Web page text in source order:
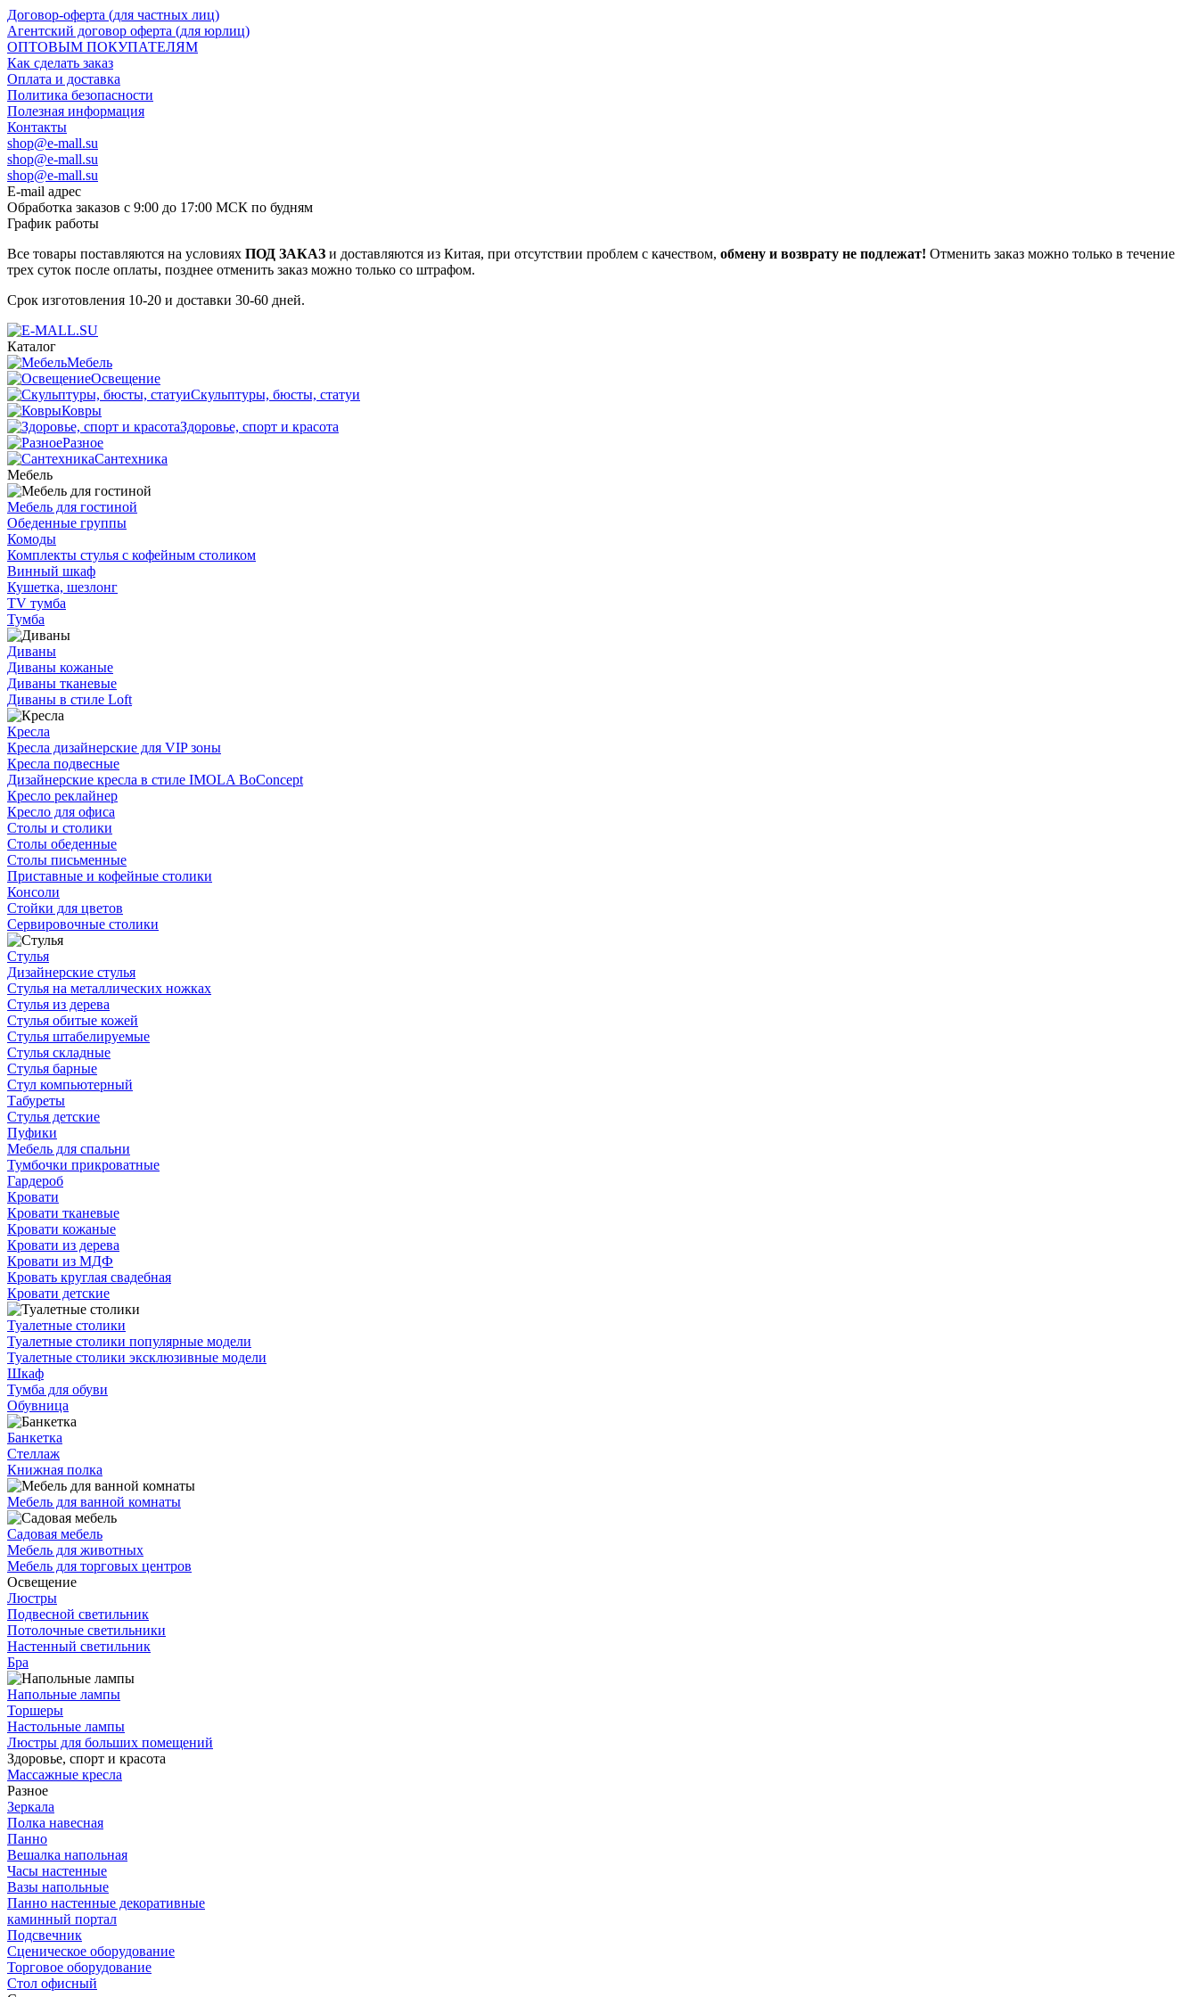
Договор-оферта (для частных лиц)
Агентский договор оферта (для юрлиц)
ОПТОВЫМ ПОКУПАТЕЛЯМ
Как сделать заказ
Оплата и доставка
Политика безопасности
Полезная информация
Контакты
shop@e-mall.su
shop@e-mall.su
shop@e-mall.su
E-mail адрес
Обработка заказов с 9:00 до 17:00 МСК по будням
График работы
Все товары поставляются на условиях ПОД ЗАКАЗ и доставляются из Китая, при отсутствии проблем с качеством, обмену и возврату не подлежат! Отменить заказ можно только в течение
трех суток после оплаты, позднее отменить заказ можно только со штрафом.
Срок изготовления 10-20 и доставки 30-60 дней.
Каталог
Мебель
Освещение
Скульптуры, бюсты, статуи
Ковры
Здоровье, спорт и красота
Разное
Сантехника
Мебель
Мебель для гостиной
Обеденные группы
Комоды
Комплекты стулья с кофейным столиком
Винный шкаф
Кушетка, шезлонг
TV тумба
Тумба
Диваны
Диваны кожаные
Диваны тканевые
Диваны в стиле Loft
Кресла
Кресла дизайнерские для VIP зоны
Кресла подвесные
Дизайнерские кресла в стиле IMOLA BoConcept
Кресло реклайнер
Кресло для офиса
Столы и столики
Столы обеденные
Столы письменные
Приставные и кофейные столики
Консоли
Стойки для цветов
Сервировочные столики
Стулья
Дизайнерские стулья
Стулья на металлических ножках
Стулья из дерева
Стулья обитые кожей
Стулья штабелируемые
Стулья складные
Стулья барные
Стул компьютерный
Табуреты
Стулья детские
Пуфики
Мебель для спальни
Тумбочки прикроватные
Гардероб
Кровати
Кровати тканевые
Кровати кожаные
Кровати из дерева
Кровати из МДФ
Кровать круглая свадебная
Кровати детские
Туалетные столики
Туалетные столики популярные модели
Туалетные столики эксклюзивные модели
Шкаф
Тумба для обуви
Обувница
Банкетка
Стеллаж
Книжная полка
Мебель для ванной комнаты
Садовая мебель
Мебель для животных
Мебель для торговых центров
Освещение
Люстры
Подвесной светильник
Потолочные светильники
Настенный светильник
Бра
Напольные лампы
Торшеры
Настольные лампы
Люстры для больших помещений
Здоровье, спорт и красота
Массажные кресла
Разное
Зеркала
Полка навесная
Панно
Вешалка напольная
Часы настенные
Вазы напольные
Панно настенные декоративные
каминный портал
Подсвечник
Сценическое оборудование
Торговое оборудование
Стол офисный